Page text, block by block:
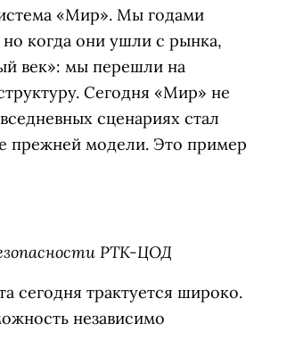
«Мир». Мы годами
когда они ушли с рынка,
век»: мы перешли на
Сегодня «Мир» не
сценариях стал
прежней модели. Это пример
РТК-ЦОД
сегодня трактуется широко.
независимо